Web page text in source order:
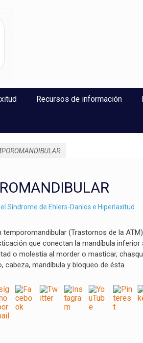
Recursos de información
Síndrome de Ehlers-Danlos e Hiperlaxitud
(Trastornos de la
que conectan la mandíbula inferior
o molestia al morder o masticar,
mandíbula y bloqueo de ésta.